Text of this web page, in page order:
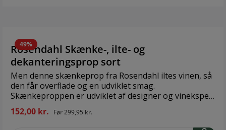
49%
Rosendahl Skænke-, ilte- og
dekanteringsprop sort
Men denne skænkeprop fra Rosendahl iltes vinen, så
den får overflade og en udviklet smag.
Skænkeproppen er udviklet af designer og vinekspert
Tom Nybroe. Vinskænkerens lange anordning
fordeler sig jævnt, og sammen med
dekanteringsfunktionen får det vinens smag til at
152,00 kr. Før299,95 kr.